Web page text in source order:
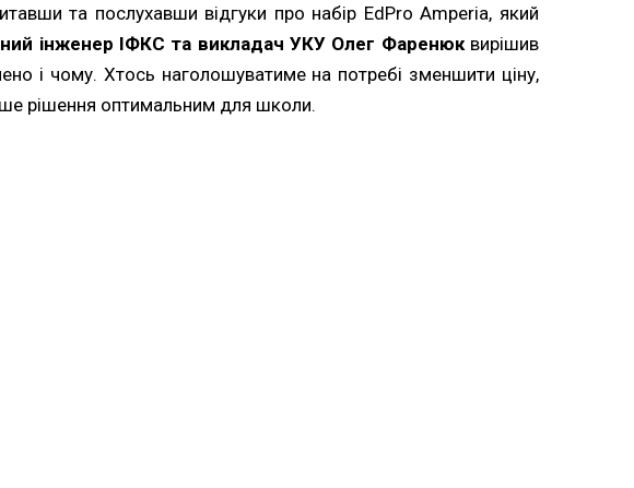
та послухавши відгуки про набір EdPro Amperia, який
інженер ІФКС та викладач УКУ Олег Фаренюквирішив
і чому. Хтось наголошуватиме на потребі зменшити ціну,
рішення оптимальним для школи.